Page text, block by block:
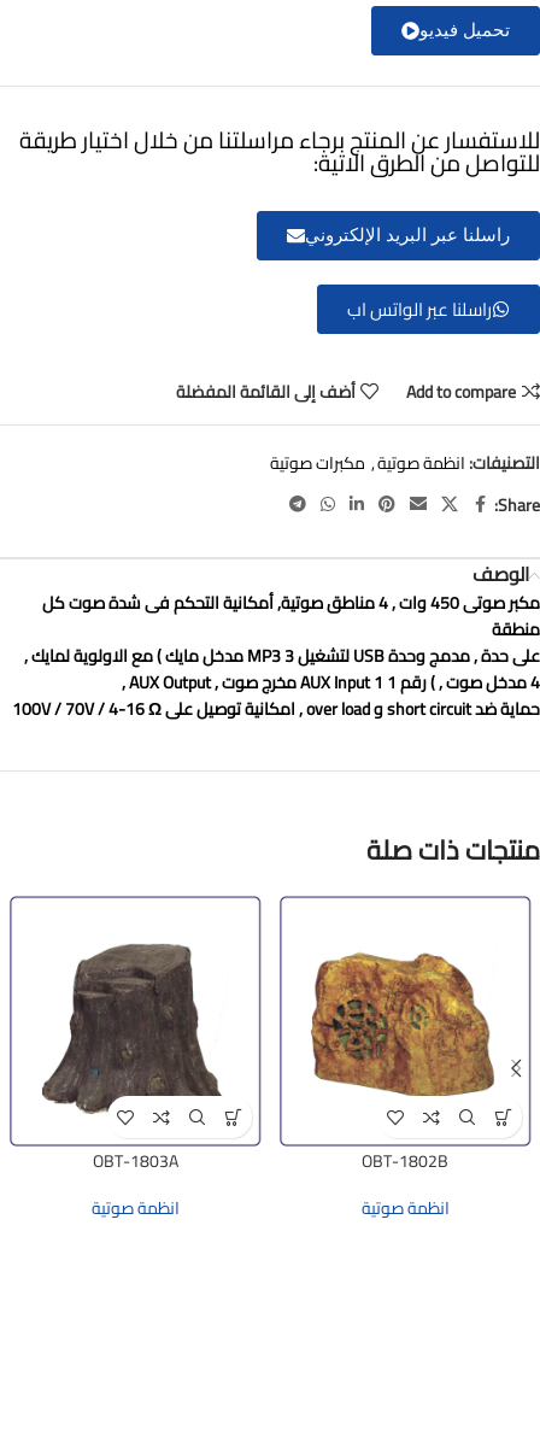
تحميل فيديو
للاستفسار عن المنتج برجاء مراسلتنا من خلال اختيار طريقة
للتواصل من الطرق الاتية:
راسلنا عبر البريد الإلكتروني
راسلنا عبر الواتس اب
Add to compare أضف إلى القائمة المفضلة
التصنيفات:انظمة صوتية, مكبرات صوتية
Share:
الوصف
مكبر صوتى 450 وات , 4 مناطق صوتية, أمكانية التحكم فى شدة صوت كل
منطقة
على حدة , مدمج وحدة USB لتشغيل MP3 3 مدخل مايك ) مع الاولوية لمايك ,
4 مدخل صوت , ) رقم 1 AUX Input 1 مخرج صوت , AUX Output ,
حماية ضد short circuit و over load , امكانية توصيل على 100V / 70V / 4-16 Ω
منتجات ذات صلة
OBT-1802B
انظمة صوتية
OBT-1803A
انظمة صوتية